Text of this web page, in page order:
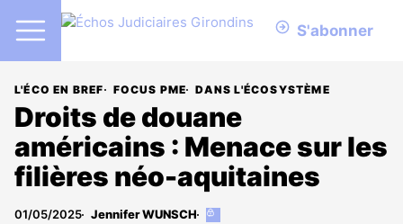
S'abonner
L'ÉCO EN BREF FOCUS PME DANS L'ÉCOSYSTÈME
Droits de douane
américains : Menace sur les
filières néo-aquitaines
01/05/2025 Jennifer WUNSCH
Cet